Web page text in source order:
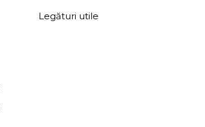
Legături utile